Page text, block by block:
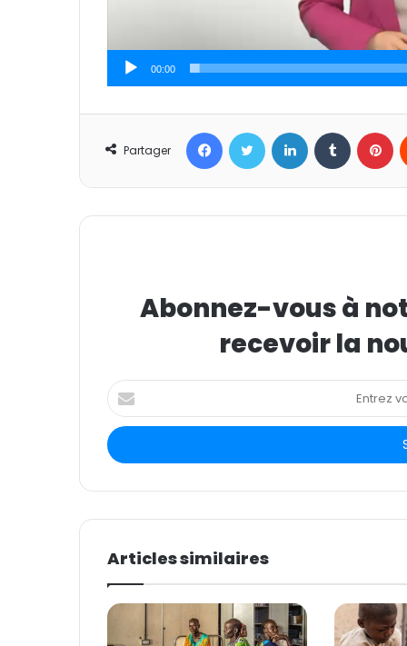
00:00
Partager
Abonnez-vous à
recevoir la
E
n
r
e
o
r
e
d
Articles similaires